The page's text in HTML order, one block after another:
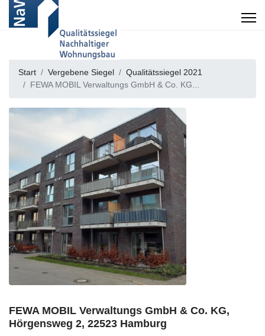
Start Vergebene Siegel
Qualitätssiegel 2021
FEWA MOBIL Verwaltungs GmbH & Co. KG...
FEWA MOBIL Verwaltungs GmbH & Co. KG,
Hörgensweg 2, 22523 Hamburg